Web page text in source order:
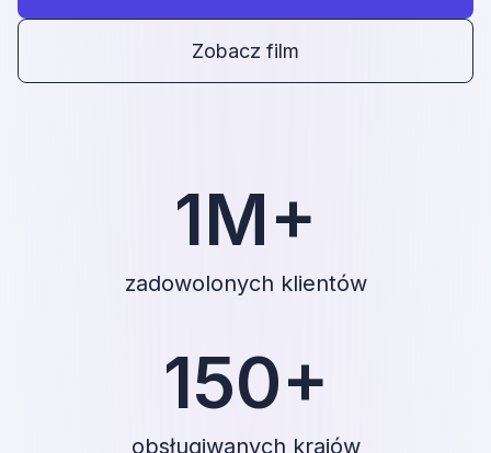
Zobacz film
1M+
zadowolonych klientów
150+
obsługiwanych krajów